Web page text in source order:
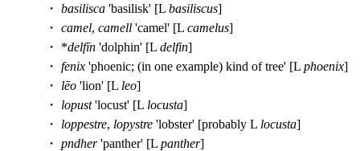
・ basilisca 'basilisk' [L basiliscus]
・ camel, camell 'camel' [L camelus]
・ *delfīn 'dolphin' [L delfin]
・ fenix 'phoenic; (in one example) kind of tree' [L phoenix]
・ lēo 'lion' [L leo]
・ lopust'locust' [L locusta]
・ loppestre, lopystre 'lobster' [probably L locusta]
・ pndher'panther' [L panther]